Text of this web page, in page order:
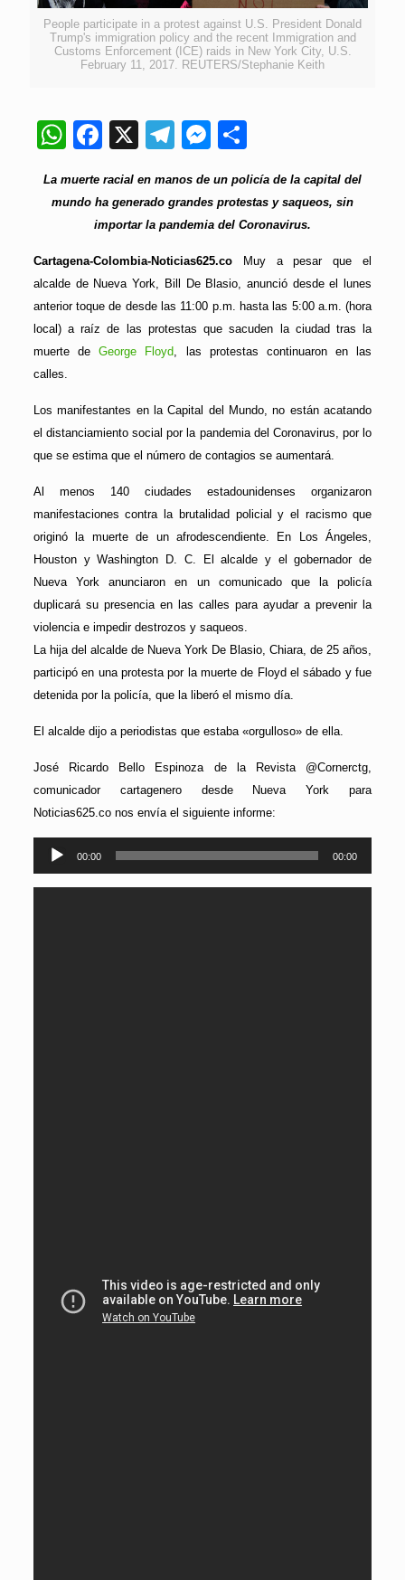
People participate in a protest against U.S. President Donald
Trump's immigration policy and the recent Immigration and
Customs Enforcement (ICE) raids in New York City, U.S.
February 11, 2017. REUTERS/Stephanie Keith
WhatsApp
Facebook
X Telegram
Messenger
La muerte racial en manos de un policía de la capital del
mundo ha generado grandes protestas y saqueos, sin
importar la pandemia del Coronavirus.
Cartagena-Colombia-Noticias625.co
Muy a pesar que el
alcalde de Nueva York, Bill De Blasio, anunció desde el lunes
anterior toque de desde las 11:00 p.m. hasta las 5:00 a.m. (hora
local) a raíz de las protestas que sacuden la ciudad tras la
muerte deGeorge Floyd , las protestas continuaron en las
calles.
Los manifestantes en la Capital del Mundo, no están acatando
el distanciamiento social por la pandemia del Coronavirus, por lo
que se estima que el número de contagios se aumentará.
Al menos 140 ciudades estadounidenses organizaron
manifestaciones contra la brutalidad policial y el racismo que
originó la muerte de un afrodescendiente. En Los Ángeles,
Houston y Washington D. C. El alcalde y el gobernador de
Nueva York anunciaron en un comunicado que la policía
duplicará su presencia en las calles para ayudar a prevenir la
violencia e impedir destrozos y saqueos.
La hija del alcalde de Nueva York De Blasio, Chiara, de 25 años,
participó en una protesta por la muerte de Floyd el sábado y fue
detenida por la policía, que la liberó el mismo día.
El alcalde dijo a periodistas que estaba «orgulloso» de ella.
José Ricardo Bello Espinoza de la Revista @Cornerctg,
comunicador cartagenero desde Nueva York para
Noticias625.co nos envía el siguiente informe:
Reproductor
00:00 00:00